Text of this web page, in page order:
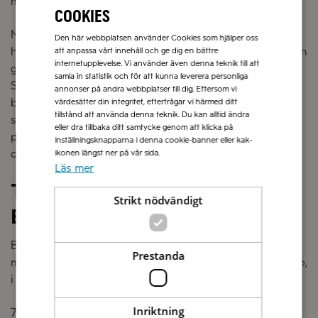
Något förvillande är att Stracciatella är namnet på tre
helt olika italienska delikatesser. En ost, en soppa och en
glass. Det enda som de har gemensamt är namnet!
Stracciatella betyder nämligen ”små trasor” .
består av små bitar av mozzarella blandat med grädde ,
s oppan består av buljong med små bitar av ägg och
parmesan. Glassen består av glass och små bitar av
choklad. Nu ser ni den gemensamma nämnaren.
Tips på hur du använder Zeta
Burrata, delikatessmozzarella
Burrata är en extra krämig mozzarella som flyter ut när
man skär i den. Burrata är underbart lyxig som antipasto,
i förrätt eller i varmrätt.
7 x antipasti med burrata
cookies
Den här webbplatsen använder Cookies som hjälper oss
att anpassa vårt innehåll och ge dig en bättre
internetupplevelse. Vi använder även denna teknik till att
samla in statistik och för att kunna leverera personliga
annonser på andra webbplatser till dig. Eftersom vi
värdesätter din integritet, efterfrågar vi härmed ditt
tillstånd att använda denna teknik. Du kan alltid ändra
eller dra tillbaka ditt samtycke genom att klicka på
inställningsknapparna i denna cookie-banner eller kak-
ikonen längst ner på vår sida.
Läs mer
Strikt nödvändigt
Prestanda
Inriktning